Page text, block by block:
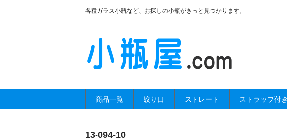
各種ガラス小瓶など、お探しの小瓶がきっと見つかります。
商品一覧 絞り口 ストレート ストラップ付き
13-094-10